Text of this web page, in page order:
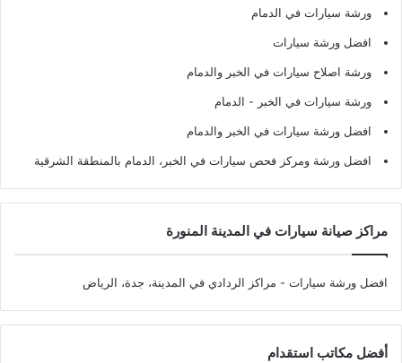
ورشة سيارات في الدمام
افضل ورشة سيارات
ورشة اصلاح سيارات في الخبر والدمام
ورشة سيارات في الخبر - الدمام
افضل ورشة سيارات في الخبر والدمام
افضل ورشة ومركز فحص سيارات في الخبر، الدمام بالمنطقة الشرقية
مراكز صيانة سيارات في المدينة المنورة
افضل ورشة سيارات - مراكز الردادي في المدينة، جدة، الرياض
أفضل مكاتب استقدام